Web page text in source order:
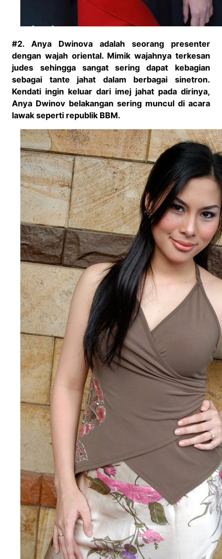
#2. Anya Dwinova adalah seorang presenter
dengan wajah oriental. Mimik wajahnya terkesan
judes sehingga sangat sering dapat kebagian
sebagai tante jahat dalam berbagai sinetron.
Kendati ingin keluar dari imej jahat pada dirinya,
Anya Dwinov belakangan sering muncul di acara
lawak seperti republik BBM.